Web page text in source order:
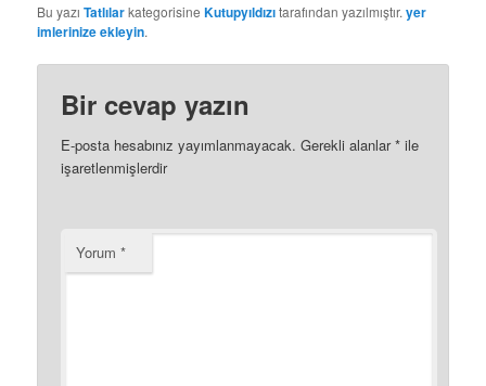
Bu yazıTatlılarkategorisineKutupyıldızıtarafından yazılmıştır.yer
imlerinize ekleyin.
Bir cevap yazın
E-posta hesabınız yayımlanmayacak. Gerekli alanlar* ile
işaretlenmişlerdir
Yorum*